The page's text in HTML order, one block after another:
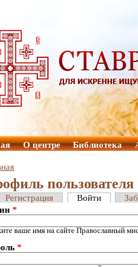
О центре Библиотека
пользователя
Регистрация Войти
*
ваше имя на сайте Православный
*